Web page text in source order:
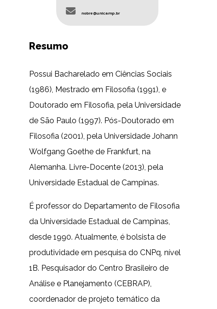
nobre@unicamp.br
Resumo
Possui Bacharelado em Ciências Sociais
(1986), Mestrado em Filosofia (1991), e
Doutorado em Filosofia, pela Universidade
de São Paulo (1997). Pós-Doutorado em
Filosofia (2001), pela Universidade Johann
Wolfgang Goethe de Frankfurt, na
Alemanha. Livre-Docente (2013), pela
Universidade Estadual de Campinas.
É professor do Departamento de Filosofia
da Universidade Estadual de Campinas,
desde 1990. Atualmente, é bolsista de
produtividade em pesquisa do CNPq, nível
1B. Pesquisador do Centro Brasileiro de
Análise e Planejamento (CEBRAP),
coordenador de projeto temático da